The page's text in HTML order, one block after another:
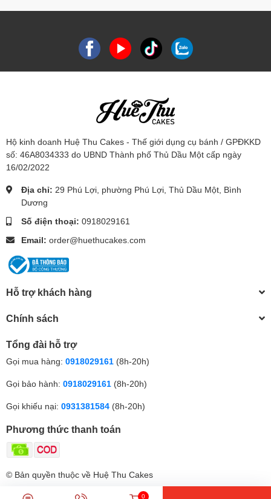
Hộ kinh doanh Huệ Thu Cakes - Thế giới dụng cụ bánh / GPĐKKD
số: 46A8034333 do UBND Thành phố Thủ Dầu Một cấp ngày
16/02/2022
Địa chỉ: 29 Phú Lợi, phường Phú Lợi, Thủ Dầu Một, Bình
Dương
Số điện thoại: 0918029161
Email: order@huethucakes.com
Hỗ trợ khách hàng
Chính sách
Tổng đài hỗ trợ
Gọi mua hàng: 0918029161 (8h-20h)
Gọi bảo hành: 0918029161 (8h-20h)
Gọi khiếu nại: 0931381584 (8h-20h)
Phương thức thanh toán
© Bản quyền thuộc về Huệ Thu Cakes
0